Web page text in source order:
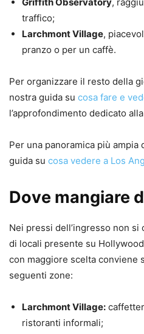
traffico;
Larchmont Village,
pranzo o per un caffè.
Per organizzare il resto della
nostra guida su cosa fare e
l’approfondimento dedicato alla
Per una panoramica più
guida su cosa vedere a Los
Dove mangiare
Nei pressi dell’ingresso non
di locali presente su
con maggiore scelta conviene
seguenti zone:
Larchmont Village:
ristoranti informali;